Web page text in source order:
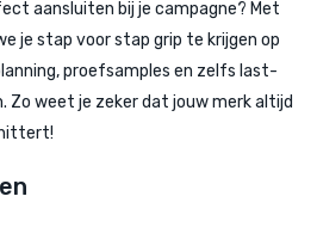
aansluiten bij je campagne? Met
je stap voor stap grip te krijgen op
proefsamples en zelfs last-
Zo weet je zeker dat jouw merk altijd